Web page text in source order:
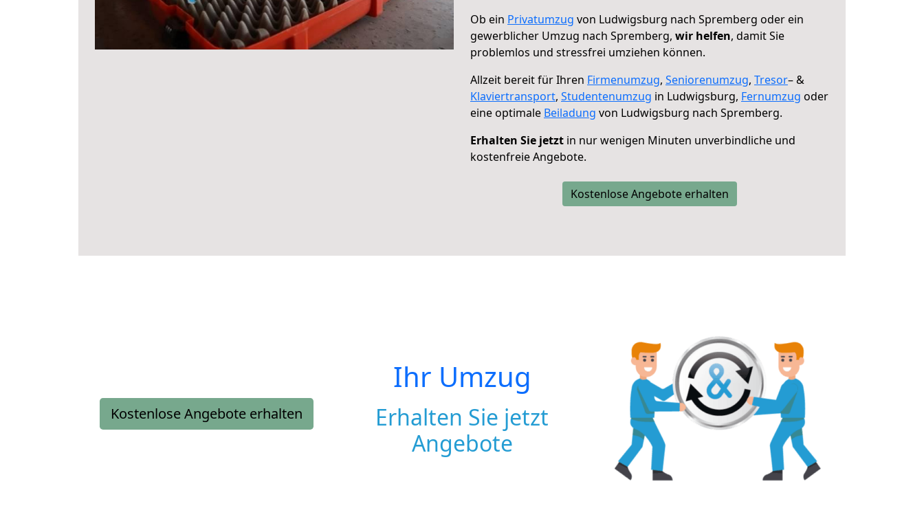
Ob ein Privatumzug von Ludwigsburg nach Spremberg oder ein
gewerblicher Umzug nach Spremberg, wir helfen, damit Sie
problemlos und stressfrei umziehen können.
Allzeit bereit für Ihren Firmenumzug, Seniorenumzug, Tresor– &
Klaviertransport, Studentenumzug in Ludwigsburg, Fernumzug oder
eine optimale Beiladung von Ludwigsburg nach Spremberg.
Erhalten Sie jetzt in nur wenigen Minuten unverbindliche und
kostenfreie Angebote.
Kostenlose Angebote erhalten
Kostenlose Angebote erhalten
Ihr Umzug
Erhalten Sie jetzt
Angebote